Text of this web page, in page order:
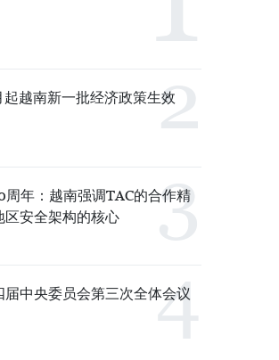
越南新一批经济政策生效
周年：越南强调TAC的合作精
区安全架构的核心
届中央委员会第三次全体会议